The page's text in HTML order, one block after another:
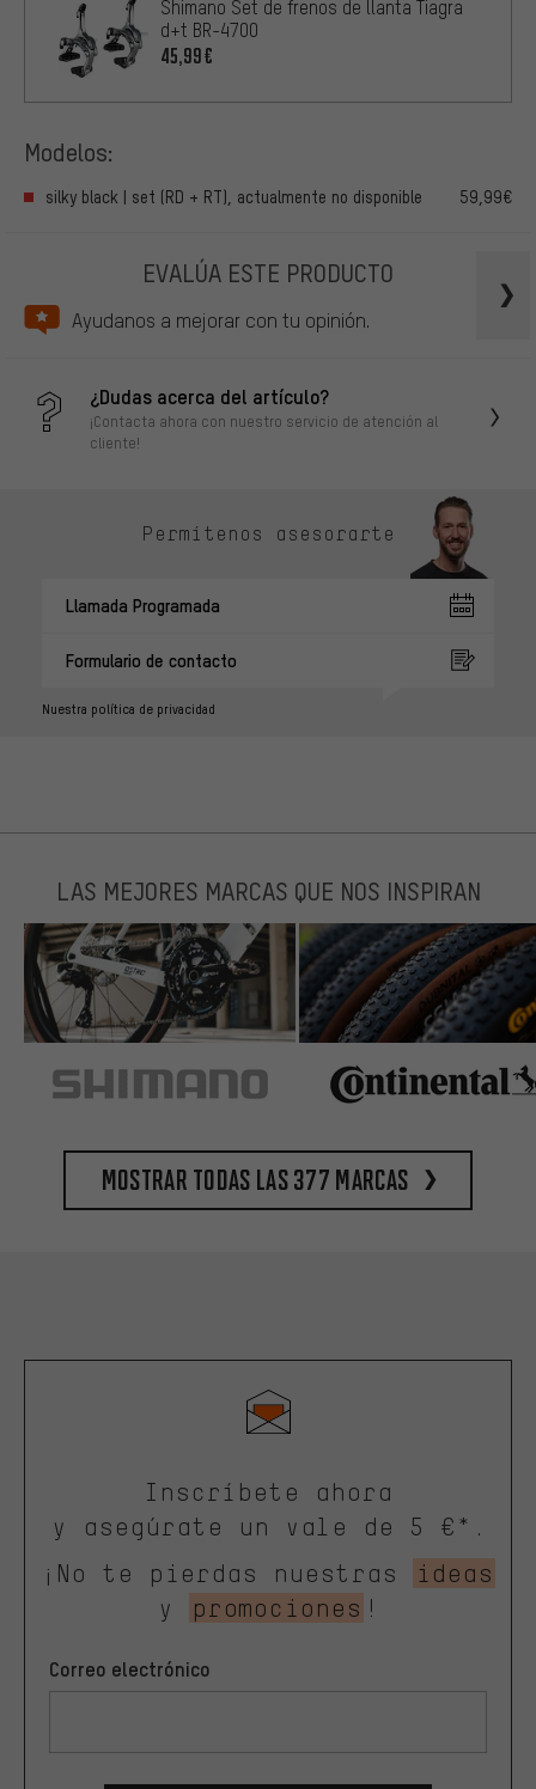
Shimano Set de frenos de llanta Tiagra
d+t BR-4700
45,99€
Modelos:
silky black | set (RD + RT), actualmente no disponible 59,99€
EVALÚA ESTE PRODUCTO
Ayudanos a mejorar con tu opinión.
¿Dudas acerca del artículo?
¡Contacta ahora con nuestro servicio de atención al
cliente!
Permítenos asesorarte
Llamada Programada
Formulario de contacto
Nuestra política de privacidad
LAS MEJORES MARCAS QUE NOS INSPIRAN
Mostrar todas las 377 marcas
Inscríbete ahora
y asegúrate un vale de 5 €*.
¡No te pierdas nuestras
ideas
y
promociones !
Correo electrónico